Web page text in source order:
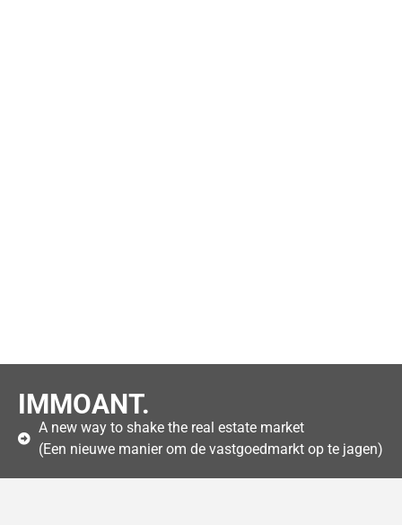
IMMOANT.
A new way to shake the real estate market
(Een nieuwe manier om de vastgoedmarkt op te jagen)